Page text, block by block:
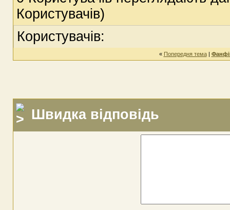
Користувачів)
Користувачів:
« Попередня тема|
Швидка відповідь